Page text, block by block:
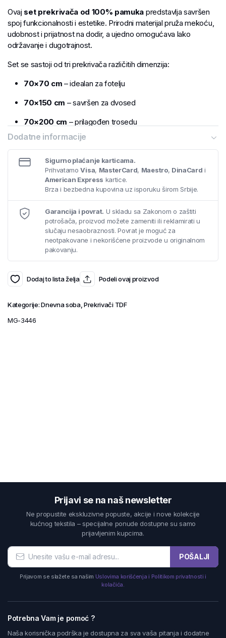
Ovaj set prekrivača od 100% pamuka predstavlja savršen
spoj funkcionalnosti i estetike. Prirodni materijal pruža mekoću,
udobnost i prijatnost na dodir, a ujedno omogućava lako
održavanje i dugotrajnost.
Set se sastoji od tri prekrivača različitih dimenzija:
70×70 cm – idealan za fotelju
70×150 cm – savršen za dvosed
70×200 cm – prilagođen trosedu
Zahvaljujući univerzalnim merama, prekrivači se lako postavljaju i
uklapaju u svaki enterijer. Osim što štite nameštaj od prljavštine i
habanja, unose i dodatnu toplinu i stil u vaš dnevni boravak.
Materijal: 100% pamuk
Prirodno, mekano i izdržljivo
Dodatne informacije
Sigurno plaćanje karticama.
PrihvatamoVisa, MasterCard, Maestro, DinaCard i
American Express kartice.
Brza i bezbedna kupovina uz isporuku širom Srbije.
Garancija i povrat. U skladu sa Zakonom o zaštiti
potrošača, proizvod možete zameniti ili reklamirati u
slučaju nesaobraznosti. Povrat je moguć za
neotpakovane i nekorišćene proizvode u originalnom
pakovanju.
Dodaj to lista želja Podeli ovaj proizvod
Kategorije:Dnevna soba,Prekrivači TDF
MG-3446
Prijavi se na naš newsletter
Ne propustite ekskluzivne popuste, akcije i nove kolekcije
kućnog tekstila – specijalne ponude dostupne su samo
prijavljenim kupcima.
POŠALJI
Prijavom se slažete sa našim Uslovima korišćenja i Politikom privatnosti i
kolačića.
Potrebna Vam je pomoć ?
Naša korisnička podrška je dostupna za sva vaša pitanja i dodatne